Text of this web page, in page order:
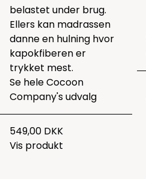
belastet under brug.
Ellers kan madrassen
danne en hulning hvor
kapokfiberen er
trykket mest.
Se heleCocoon
Company's udvalg
549,00 DKK
Vis produkt